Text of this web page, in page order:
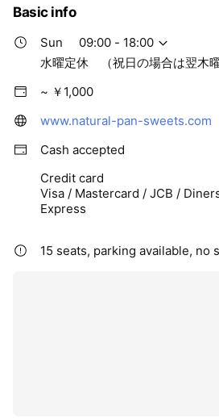
Basic info
Sun
09:00 - 18:00
水曜定休 （祝日の場合は翌木曜
~ ￥1,000
www.natural-pan-sweets.com
Cash accepted
Credit card
Visa / Mastercard / JCB /
Express
15 seats, parking available, no